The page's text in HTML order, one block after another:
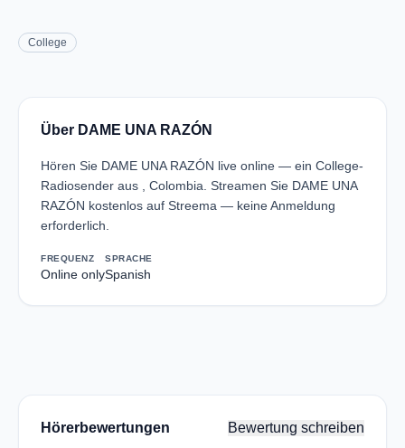
College
Über DAME UNA RAZÓN
Hören Sie DAME UNA RAZÓN live online — ein College-
Radiosender aus , Colombia. Streamen Sie DAME UNA
RAZÓN kostenlos auf Streema — keine Anmeldung
erforderlich.
FREQUENZ
Online only
SPRACHE
Spanish
Hörerbewertungen Bewertung schreiben